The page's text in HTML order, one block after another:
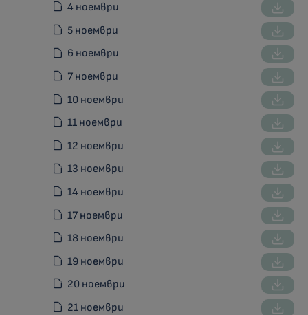
4 ноември
5 ноември
6 ноември
7 ноември
10 ноември
11 ноември
12 ноември
13 ноември
14 ноември
17 ноември
18 ноември
19 ноември
20 ноември
21 ноември